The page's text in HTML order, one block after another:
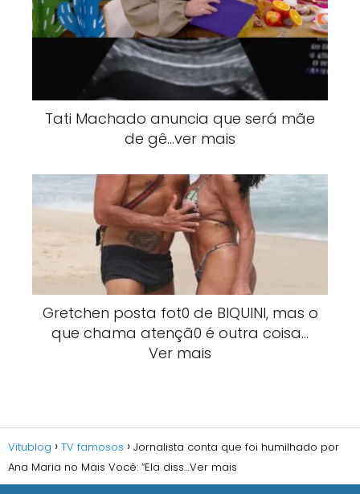
Tati Machado anuncia que será mãe
de gê…ver mais
Gretchen posta fot0 de BlQUlNI, mas o
que chama atençã0 é outra coisa…
Ver mais
Vitublog TV famosos
Jornalista conta que foi humilhado por
Ana Maria no Mais Você: “Ela diss…Ver mais